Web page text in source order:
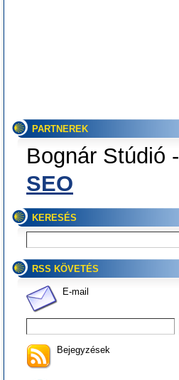
PARTNEREK
Bognár Stúdió -
SEO
KERESÉS
RSS KÖVETÉS
E-mail
Bejegyzések